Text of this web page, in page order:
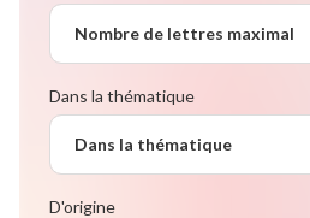
Nombre de lettres maximal
Dans la thématique
Dans la thématique
D'origine